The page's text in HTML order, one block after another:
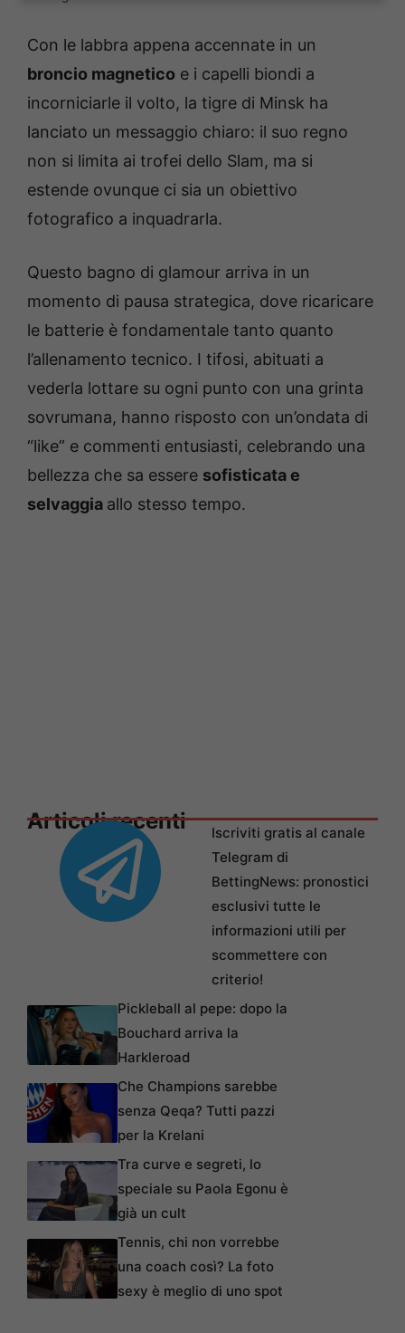
Con le labbra appena accennate in un
broncio magnetico e i capelli biondi a
incorniciarle il volto, la tigre di Minsk ha
lanciato un messaggio chiaro: il suo regno
non si limita ai trofei dello Slam, ma si
estende ovunque ci sia un obiettivo
fotografico a inquadrarla.
Questo bagno di glamour arriva in un
momento di pausa strategica, dove ricaricare
le batterie è fondamentale tanto quanto
l’allenamento tecnico. I tifosi, abituati a
vederla lottare su ogni punto con una grinta
sovrumana, hanno risposto con un’ondata di
“like” e commenti entusiasti, celebrando una
bellezza che sa essere sofisticata e
selvaggia allo stesso tempo.
Articoli recenti
Iscriviti gratis al canale
Telegram di
BettingNews: pronostici
esclusivi tutte le
informazioni utili per
scommettere con
criterio!
Pickleball al pepe: dopo la
Bouchard arriva la
Harkleroad
Che Champions sarebbe
senza Qeqa? Tutti pazzi
per la Krelani
Tra curve e segreti, lo
speciale su Paola Egonu è
già un cult
Tennis, chi non vorrebbe
una coach così? La foto
sexy è meglio di uno spot